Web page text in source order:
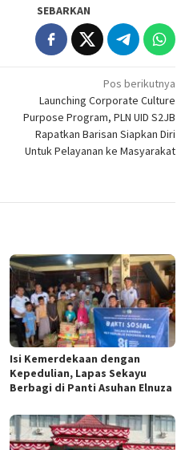
SEBARKAN
Pos berikutnya
Launching Corporate Culture
Purpose Program, PLN UID S2JB
Rapatkan Barisan Siapkan Diri
Untuk Pelayanan ke Masyarakat
Isi Kemerdekaan dengan
Kepedulian, Lapas Sekayu
Berbagi di Panti Asuhan Elnuza